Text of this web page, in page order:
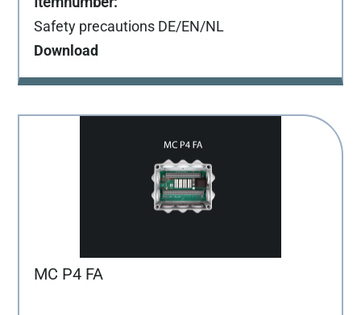
Safety precautions DE/EN/NL
Download
MC P4 FA